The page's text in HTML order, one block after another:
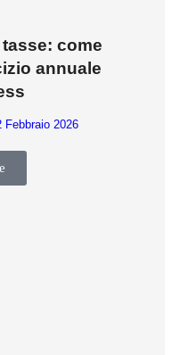
come
annuale
Febbraio 2026